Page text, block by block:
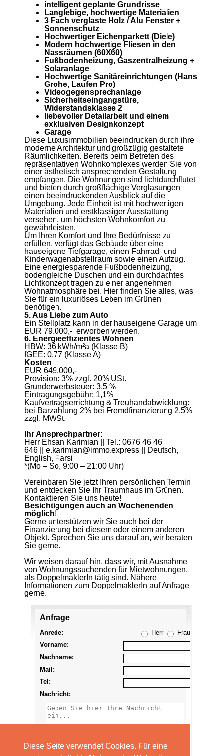
Diese Seite verwendet Cookies. Für eine
intelligent geplante Grundrisse
Langlebige, hochwertige Materialien
3 Fach verglaste Holz / Alu Fenster +
Sonnenschutz
Hochwertiger Eichenparkett (Diele)
Modern hochwertige Fliesen in den
Nassräumen (60X60)
Fußbodenheizung, Gaszentralheizung +
Solaranlage
Hochwertige Sanitäreinrichtungen (Hans
Grohe, Laufen Pro)
Videogegensprechanlage
Sicherheitseingangstüre,
Widerstandsklasse 2
liebevoller Detailarbeit und einem
exklusiven Designkonzept
Garage
Diese Luxusimmobilien beeindrucken durch ihre
moderne Architektur und großzügig gestaltete
Räumlichkeiten. Bereits beim Betreten des
repräsentativen Wohnkomplexes werden Sie von
einer ästhetisch ansprechenden Gestaltung
empfangen. Die Wohnungen sind lichtdurchflutet
und bieten durch großflächige Verglasungen
einen beeindruckenden Ausblick auf die
Umgebung. Jede Einheit ist mit hochwertigen
Materialien und erstklassiger Ausstattung
versehen, um höchsten Wohnkomfort zu
gewährleisten.
Um Ihren Komfort und Ihre Bedürfnisse zu
erfüllen, verfügt das Gebäude über eine
hauseigene Tiefgarage, einen Fahrrad- und
Kinderwagenabstellraum sowie einen Aufzug.
Eine energiesparende Fußbodenheizung,
bodengleiche Duschen und ein durchdachtes
Lichtkonzept tragen zu einer angenehmen
Wohnatmosphäre bei. Hier finden Sie alles, was
Sie für ein luxuriöses Leben im Grünen
benötigen.
5. Aus Liebe zum Auto
Ein Stellplatz kann in der hauseigene Garage um
EUR 79.000,- erworben werden.
6. Energieeffizientes Wohnen
HBW: 36 kWh/m²a (Klasse B)
fGEE: 0,77 (Klasse A)
Kosten
EUR 649.000,-
Provision: 3% zzgl. 20% USt.
Grunderwerbsteuer: 3,5 %
Eintragungsgebühr: 1,1%
Kaufvertragserrichtung & Treuhandabwicklung:
bei Barzahlung 2% bei Fremdfinanzierung 2,5%
zzgl. MWSt.
Ihr Ansprechpartner:
Herr Ehsan Karimian || Tel.: 0676 46 46
646 || e.karimian@immo.express || Deutsch,
English, Farsi
*(Mo – So, 9:00 – 21:00 Uhr)
Vereinbaren Sie jetzt Ihren persönlichen Termin
und entdecken Sie Ihr Traumhaus im Grünen.
Kontaktieren Sie uns heute!
Besichtigungen auch an Wochenenden
möglich!
Gerne unterstützen wir Sie auch bei der
Finanzierung bei diesem oder einem anderen
Objekt. Sprechen Sie uns darauf an, wir beraten
Sie gerne.
Wir weisen darauf hin, dass wir, mit Ausnahme
von Wohnungssuchenden für Mietwohnungen,
als DoppelmaklerIn tätig sind. Nähere
Informationen zum DoppelmaklerIn auf Anfrage
gerne.
Anfrage
Anrede:
Herr
Frau
Vorname:
Nachname:
Mail:
Tel:
Nachricht: